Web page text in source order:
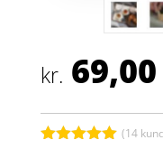
kr. 69,00
(14